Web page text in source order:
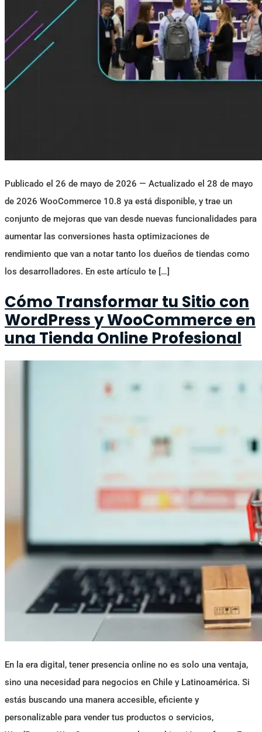
Publicado el 26 de mayo de 2026 — Actualizado el 28 de mayo
de 2026 WooCommerce 10.8 ya está disponible, y trae un
conjunto de mejoras que van desde nuevas funcionalidades para
aumentar las conversiones hasta optimizaciones de
rendimiento que van a notar tanto los dueños de tiendas como
los desarrolladores. En este artículo te […]
Cómo Transformar tu Sitio con
WordPress y WooCommerce en
una Tienda Online Profesional
En la era digital, tener presencia online no es solo una ventaja,
sino una necesidad para negocios en Chile y Latinoamérica. Si
estás buscando una manera accesible, eficiente y
personalizable para vender tus productos o servicios,